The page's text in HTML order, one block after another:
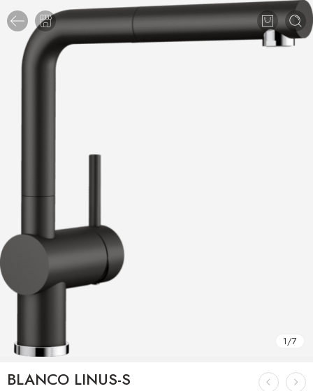
1/7
BLANCO LINUS-S